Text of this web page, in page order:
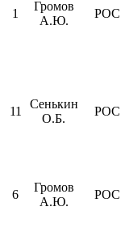
1
Громов
А.Ю.
РОС
11
Сенькин
О.Б.
РОС
6
Громов
А.Ю.
РОС